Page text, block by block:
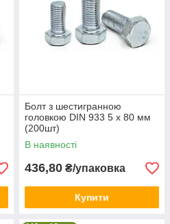
Болт з шестигранною
головкою DIN 933 5 х 80 мм
(200шт)
В наявності
436,80 ₴/упаковка
Купити